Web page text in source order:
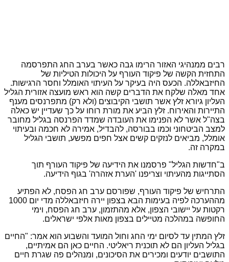
רבים ממנהיגי האזור הרימו גבה כאשר בערב החג התפרסמה
התחזית הקשה של פיקוד העורף על היכולות הטיליות של
החיזבאללה. הכעס היה בעיקר על העיתוי האומלל וחסר הרגישות.
אחד מאלה שלקח את הדברים קשה הוא ראש מועצה אזורית הגליל
העליון גיורא זלץ אשר תושבי הקיבוצים (ולא רק) מתפרנסים מענף
התיירות והאירוח. זלץ הביע את מורת רוחו על כך שעדיין יש כאלה
בצה"ל אשר לא הפנימו את העובדה שמדד הפרנסה בגליל מחובר
למצב הביטחוני וכמו בבורסה, להבדיל, אמירה לא חכמה ובעיתוי
אומלל, מביאים לנזקים קשים אצל חפים מפשע, תושבי הגליל
במקרה זה.
ב"חדשות הגליל" פרסמנו את הידיעה של פיקוד העורף תוך
הסתייגות מהעיתוי וצריפנו 'הערת אזהרה' בגוף הידיעה.
התרחיש של פיקוד העורף, שפורסם ערב חג הפסח, לא הפתיע
מההערכה לפיה בעימות הבא בצפון יירה חיזבאללה מדי יום 1000
רקטות על יישובי הצפון, אלא מהתזמון, ערב חג הפסח, וימי
החופשה במהלכה מטיילים בצפון מאות אלפי ישראלים.
זלץ המתין עד לסיום ימי החג וחול המועד והשבוע הוא אמר: "החיים
בגליל העליון הם לא תוכנית ריאליטי. החיים כאן הם אמיתיים,
התושבים יודעים ומכירים את הסיכונים, ומנהלים פה שגרת חיים